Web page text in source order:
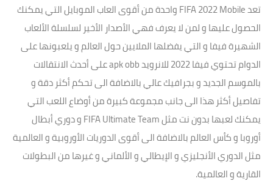
تعد FIFA 2022 Mobile واحدة من أقوى العاب الموبايل التي يمكنك
الحصول عليها و لمن لا يعرف فهي الأصدار الأخير لسلسلة الألعاب
الشهيرة فيفا و التي يفضلها الملايين حول العالم و يلعبونها على
الدوام تحتوي فيفا 2022 للانرويد apk obb على أحدث الانتقالات
بالموسم الجديد و بجرافيك عالي بالاضافة الى تحكم أكثر دقة و
تفاصيل أكثر هذا الى جانب مجموعة كبيرة من أوضاع اللعب التي
يمكنك لعبها بدون نت مثل FIFA Ultimate Team و دوري أبطال
أوروبا و كأس العالم بالاضافة الى أقوى الدوريات الأوروبية و العالمية
مثل الدوري الأنجليزي و الإيطالي و الألماني و غيرها من البطولات
القارية و العالمية.